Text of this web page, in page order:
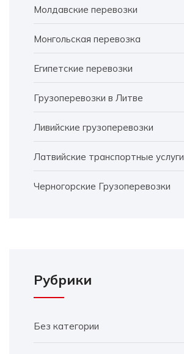
Молдавские перевозки
Монгольская перевозка
Египетские перевозки
Грузоперевозки в Литве
Ливийские грузоперевозки
Латвийские транспортные услуги
Черногорские Грузоперевозки
Рубрики
Без категории